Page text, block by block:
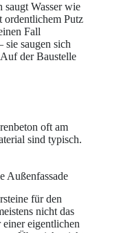
saugt Wasser wie
ordentlichem Putz
Fall
sie saugen sich
der Baustelle
oft am
sind typisch.
Außenfassade
für den
nicht das
einer eigentlichen